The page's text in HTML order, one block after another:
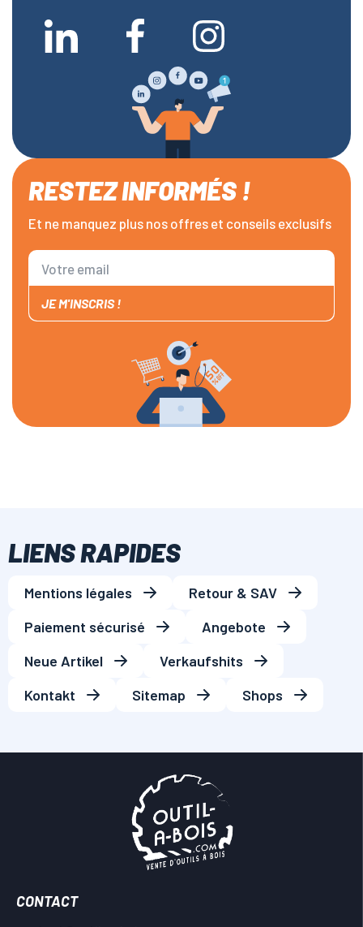
RESTEZ INFORMÉS !
Et ne manquez plus nos offres et conseils exclusifs
JE M'INSCRIS !
LIENS RAPIDES
Mentions légales
Retour & SAV
Paiement sécurisé
Angebote
Neue Artikel
Verkaufshits
Kontakt
Sitemap Shops
CONTACT